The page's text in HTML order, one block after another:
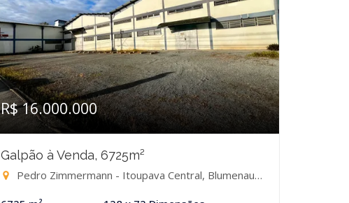
R$ 16.000.000
Galpão à Venda, 6725m²
Pedro Zimmermann - Itoupava Central, Blumenau-SC